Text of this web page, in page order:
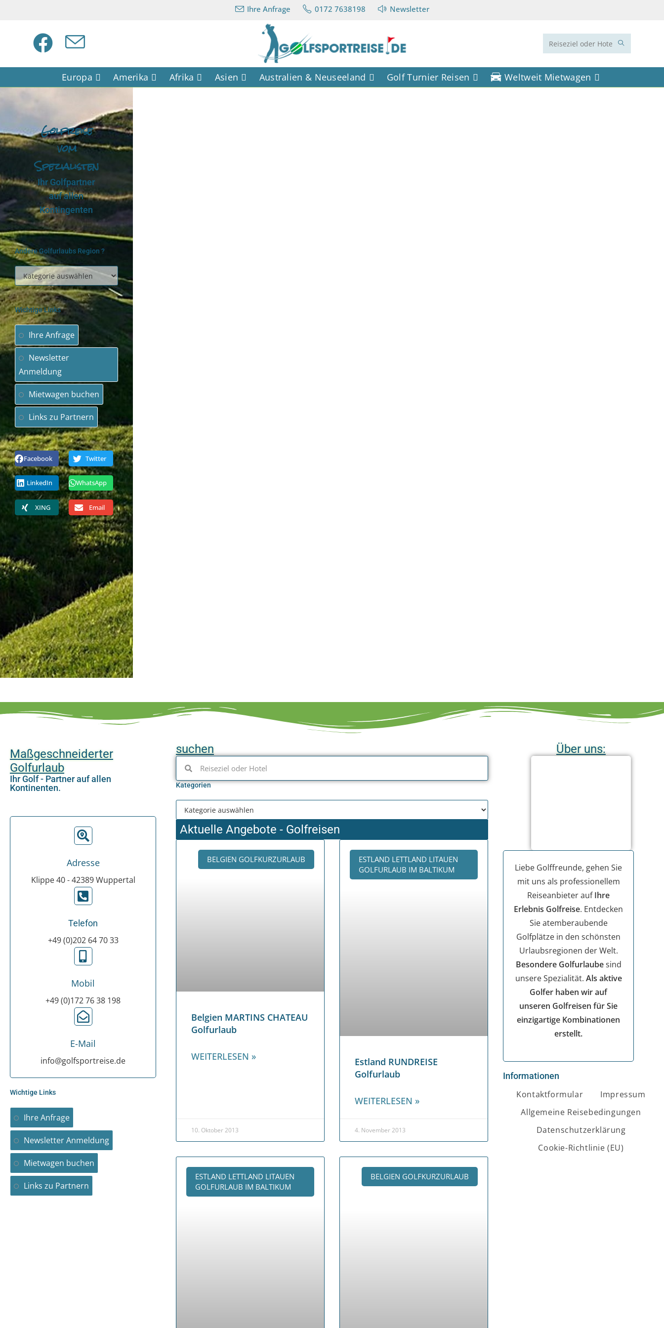
Ihre Anfrage 0172 7638198 Newsletter
Diese
durchsuchen
Europa Amerika Afrika Asien Australien & Neuseeland Golf Turnier Reisen Weltweit Mietwagen
Golfreise
vom
Spezialisten
Ihr Golfpartner
auf allen
Kontingenten
Andere Golfurlaubs Region ?
Wichtige Links
Ihre Anfrage
Newsletter
Anmeldung
Mietwagen buchen
Links zu Partnern
Facebook Twitter
LinkedIn WhatsApp
XING Email
Maßgeschneiderter
Golfurlaub
Ihr Golf - Partner auf allen
Kontinenten.
Adresse
Klippe 40 - 42389 Wuppertal
Telefon
+49 (0)202 64 70 33
Mobil
+49 (0)172 76 38 198
E-Mail
info@golfsportreise.de
Wichtige Links
Ihre Anfrage
Newsletter Anmeldung
Mietwagen buchen
Links zu Partnern
suchen
Kategorien
Aktuelle Angebote - Golfreisen
BELGIEN GOLFKURZURLAUB
Belgien MARTINS CHATEAU
Golfurlaub
WEITERLESEN »
10. Oktober 2013
ESTLAND LETTLAND LITAUEN
GOLFURLAUB IM BALTIKUM
Estland RUNDREISE
Golfurlaub
WEITERLESEN »
4. November 2013
ESTLAND LETTLAND LITAUEN
GOLFURLAUB IM BALTIKUM
BELGIEN GOLFKURZURLAUB
Über uns:
Liebe Golffreunde, gehen Sie
mit uns als professionellem
Reiseanbieter aufIhre
Erlebnis Golfreise. Entdecken
Sie atemberaubende
Golfplätze in den schönsten
Urlaubsregionen der Welt.
Besondere Golfurlaubesind
unsere Spezialität. Als aktive
Golfer haben wir auf
unseren Golfreisen für Sie
einzigartige Kombinationen
erstellt.
Informationen
Kontaktformular
Impressum
Allgemeine Reisebedingungen
Datenschutzerklärung
Cookie-Richtlinie (EU)